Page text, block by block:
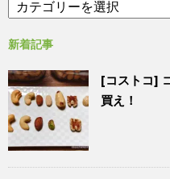
新着記事
[コストコ]
買え！